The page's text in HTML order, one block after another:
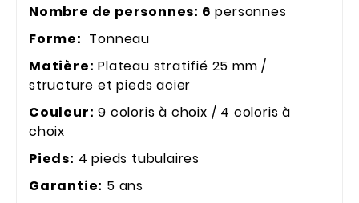
Nombre de personnes: 6 personnes
Forme: Tonneau
Matière: Plateau stratifié 25 mm /
structure et pieds acier
Couleur: 9 coloris à choix / 4 coloris à
choix
Pieds: 4 pieds tubulaires
Garantie: 5 ans